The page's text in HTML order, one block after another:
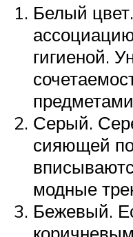
Белый
гигиеной.
Серый.
сияющей
модные
Бежевый.